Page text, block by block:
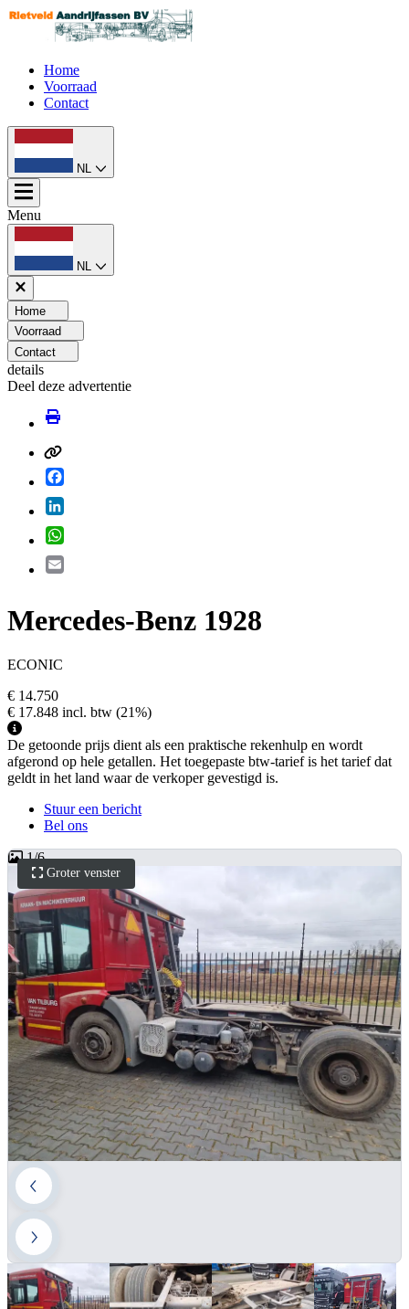
Home
Voorraad
Contact
NL
Menu
NL
Home
Voorraad
Contact
details
Deel deze advertentie
Mercedes-Benz 1928
ECONIC
€ 14.750
€ 17.848 incl. btw (21%)
De getoonde prijs dient als een praktische rekenhulp en wordt
afgerond op hele getallen. Het toegepaste btw-tarief is het tarief dat
geldt in het land waar de verkoper gevestigd is.
Stuur een bericht
Bel ons
Groter venster
1/6